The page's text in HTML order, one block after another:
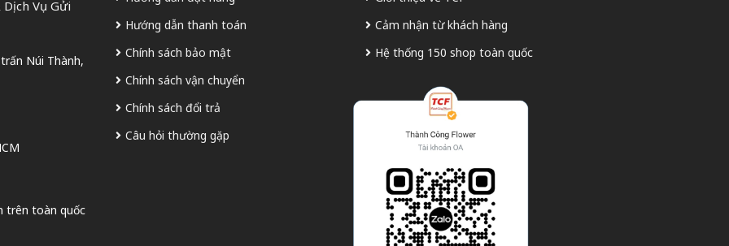
Vụ Gửi
Núi Thành,
trên toàn quốc
Hướng dẫn thanh toán
Chính sách bảo mật
Chính sách vận chuyển
Chính sách đổi trả
Câu hỏi thường gặp
Cảm nhận từ khách hàng
Hệ thống 150 shop toàn quốc